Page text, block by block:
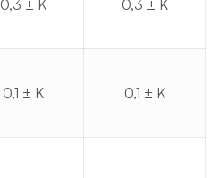
0,3 ± K 0,3 ± K
0,1 ± K 0,1 ± K